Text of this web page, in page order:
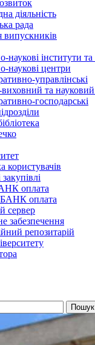
діяльність
рада
випускників
наукові інститути та
наукові центри
управлінські
виховний та
господарські
користувачів
оплата
оплата
сервер
забезпечення
репозитарій
Пошук